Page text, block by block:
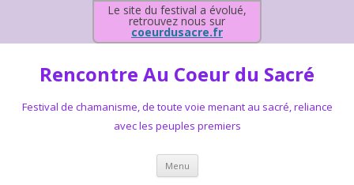
Le site du festival a évolué,
retrouvez nous sur
coeurdusacre.fr
Rencontre Au Coeur du Sacré
Festival de chamanisme, de toute voie menant au sacré, reliance
avec les peuples premiers
Menu Aller au contenu principal